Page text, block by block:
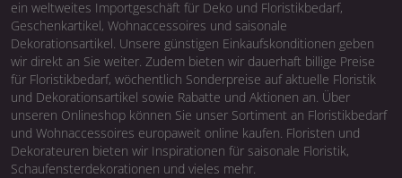
ein weltweites Importgeschäft für Deko und Floristikbedarf,
Geschenkartikel, Wohnaccessoires und saisonale
Dekorationsartikel. Unsere günstigen Einkaufskonditionen geben
wir direkt an Sie weiter. Zudem bieten wir dauerhaft billige Preise
für Floristikbedarf, wöchentlich Sonderpreise auf aktuelle Floristik
und Dekorationsartikel sowie Rabatte und Aktionen an. Über
unseren Onlineshop können Sie unser Sortiment an Floristikbedarf
und Wohnaccessoires europaweit online kaufen. Floristen und
Dekorateuren bieten wir Inspirationen für saisonale Floristik,
Schaufensterdekorationen und vieles mehr.